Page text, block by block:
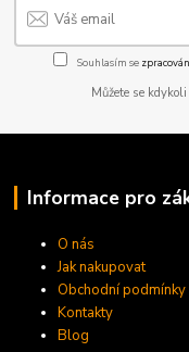
Souhlasím se
Můžete se
Informace pro
O nás
Jak nakupovat
Obchodní podmínky
Kontakty
Blog